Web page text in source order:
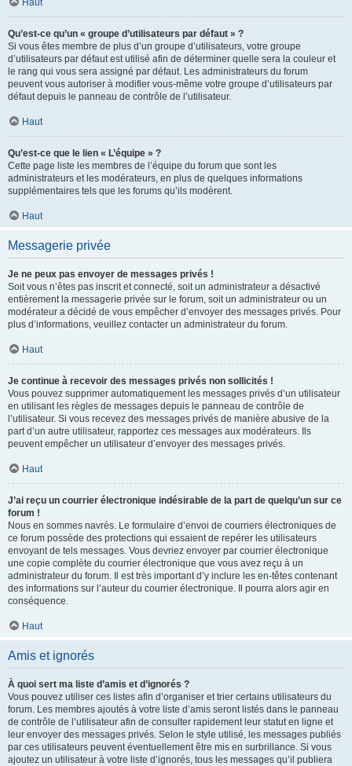
Haut
Qu’est-ce qu’un « groupe d’utilisateurs par défaut » ?
Si vous êtes membre de plus d’un groupe d’utilisateurs, votre groupe
d’utilisateurs par défaut est utilisé afin de déterminer quelle sera la couleur et
le rang qui vous sera assigné par défaut. Les administrateurs du forum
peuvent vous autoriser à modifier vous-même votre groupe d’utilisateurs par
défaut depuis le panneau de contrôle de l’utilisateur.
Haut
Qu’est-ce que le lien « L’équipe » ?
Cette page liste les membres de l’équipe du forum que sont les
administrateurs et les modérateurs, en plus de quelques informations
supplémentaires tels que les forums qu’ils modèrent.
Haut
Messagerie privée
Je ne peux pas envoyer de messages privés !
Soit vous n’êtes pas inscrit et connecté, soit un administrateur a désactivé
entièrement la messagerie privée sur le forum, soit un administrateur ou un
modérateur a décidé de vous empêcher d’envoyer des messages privés. Pour
plus d’informations, veuillez contacter un administrateur du forum.
Haut
Je continue à recevoir des messages privés non sollicités !
Vous pouvez supprimer automatiquement les messages privés d’un utilisateur
en utilisant les règles de messages depuis le panneau de contrôle de
l’utilisateur. Si vous recevez des messages privés de manière abusive de la
part d’un autre utilisateur, rapportez ces messages aux modérateurs. Ils
peuvent empêcher un utilisateur d’envoyer des messages privés.
Haut
J’ai reçu un courrier électronique indésirable de la part de quelqu’un sur ce
forum !
Nous en sommes navrés. Le formulaire d’envoi de courriers électroniques de
ce forum possède des protections qui essaient de repérer les utilisateurs
envoyant de tels messages. Vous devriez envoyer par courrier électronique
une copie complète du courrier électronique que vous avez reçu à un
administrateur du forum. Il est très important d’y inclure les en-têtes contenant
des informations sur l’auteur du courrier électronique. Il pourra alors agir en
conséquence.
Haut
Amis et ignorés
À quoi sert ma liste d’amis et d’ignorés ?
Vous pouvez utiliser ces listes afin d’organiser et trier certains utilisateurs du
forum. Les membres ajoutés à votre liste d’amis seront listés dans le panneau
de contrôle de l’utilisateur afin de consulter rapidement leur statut en ligne et
leur envoyer des messages privés. Selon le style utilisé, les messages publiés
par ces utilisateurs peuvent éventuellement être mis en surbrillance. Si vous
ajoutez un utilisateur à votre liste d’ignorés, tous les messages qu’il publiera